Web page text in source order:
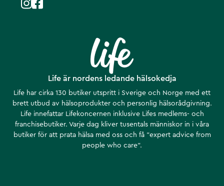
Life är nordens ledande hälsokedja
Life har cirka 130 butiker utspritt i Sverige och Norge med ett
brett utbud av hälsoprodukter och personlig hälsorådgivning.
Life innefattar Lifekoncernen inklusive Lifes medlems- och
franchisebutiker. Varje dag kliver tusentals människor in i våra
butiker för att prata hälsa med oss och få ”expert advice from
people who care”.